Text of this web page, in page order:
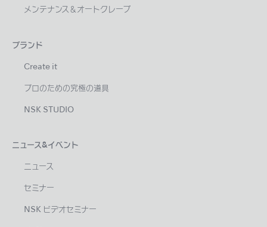
メンテナンス＆オートクレーブ
ブランド
Create it
プロのための究極の道具
NSK STUDIO
ニュース&イベント
ニュース
セミナー
NSK ビデオセミナー